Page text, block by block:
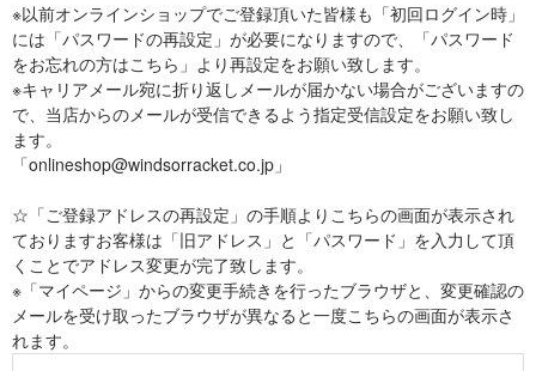
※以前オンラインショップでご登録頂いた皆様も「初回ログイン時」
には「パスワードの再設定」が必要になりますので、「パスワード
をお忘れの方はこちら」より再設定をお願い致します。
※キャリアメール宛に折り返しメールが届かない場合がございますの
で、当店からのメールが受信できるよう指定受信設定をお願い致し
ます。
「onlineshop@windsorracket.co.jp」
☆「ご登録アドレスの再設定」の手順よりこちらの画面が表示され
ておりますお客様は「旧アドレス」と「パスワード」を入力して頂
くことでアドレス変更が完了致します。
※「マイページ」からの変更手続きを行ったブラウザと、変更確認の
メールを受け取ったブラウザが異なると一度こちらの画面が表示さ
れます。